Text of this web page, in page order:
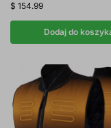
$ 154.99
Dodaj do